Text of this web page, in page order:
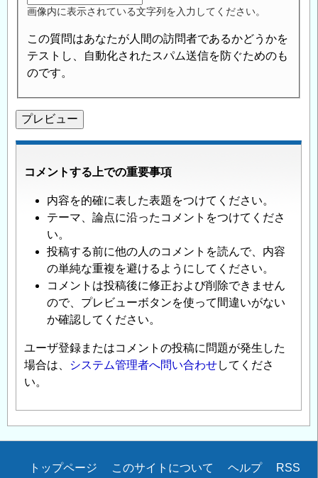
画像内に表示されている文字列を入力してください。
この質問はあなたが人間の訪問者であるかどうかを
テストし、自動化されたスパム送信を防ぐためのも
のです。
コメントする上での重要事項
内容を的確に表した表題をつけてください。
テーマ、論点に沿ったコメントをつけてくださ
い。
投稿する前に他の人のコメントを読んで、内容
の単純な重複を避けるようにしてください。
コメントは投稿後に修正および削除できません
ので、プレビューボタンを使って間違いがない
か確認してください。
ユーザ登録またはコメントの投稿に問題が発生した
場合は、
システム管理者へ問い合わせしてくださ
い。
Secondary
トップページ このサイトについて ヘルプ RSS